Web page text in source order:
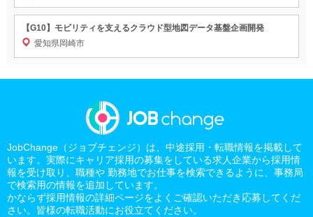
【G10】モビリティを支えるクラウド型地図データ基盤企画開発
愛知県岡崎市
JobChange（ジョブチェンジ）は、中途採用・転職情報を掲載して
います。実際にキャリア採用の募集をしている求人企業から採用情
報を受け取り、職種や 勤務地でお仕事を検索できるように、事務局
で検索用の情報を追加しています。
かならず採用情報の詳細ページをよくご確認いただき応募してくだ
さい。皆様の転職活動にお役立てください。